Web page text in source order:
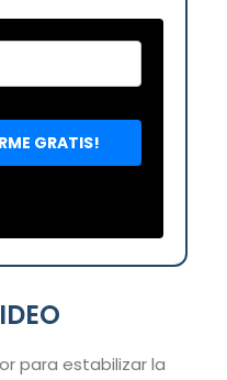
para estabilizar la